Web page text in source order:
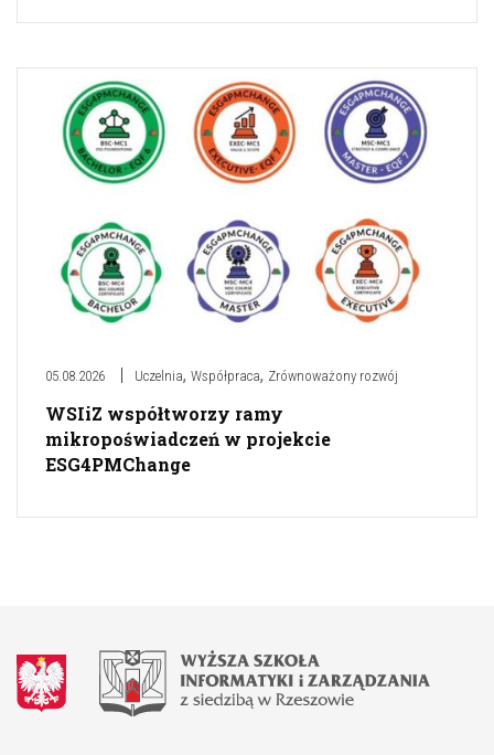
05.08.2026 Uczelnia, Współpraca, Zrównoważony rozwój
WSIiZ współtworzy ramy
mikropoświadczeń w projekcie
ESG4PMChange